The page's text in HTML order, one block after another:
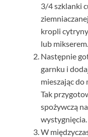
3/4 szklanki
kropli
lub mikserem.
Następnie
garnku i
mieszając do
Tak
spożywczą
wystygnięcia.
W